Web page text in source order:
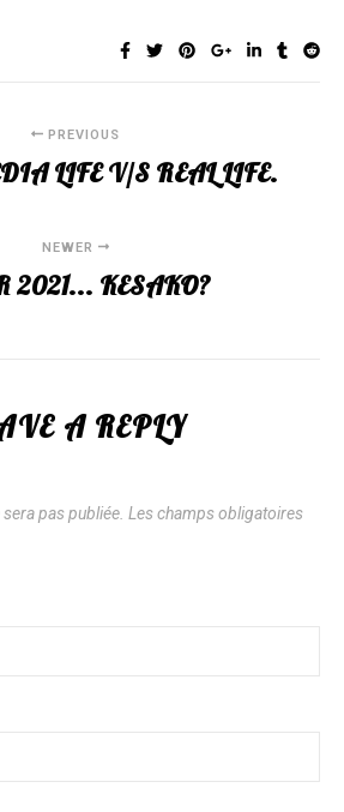
PREVIOUS
LIFE V/S REAL LIFE.
NEWER
2021... KESAKO?
A REPLY
pas publiée. Les champs obligatoires